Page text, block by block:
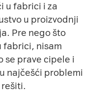
u fabrici i za
u proizvodnji
Pre nego što
fabrici, nisam
se prave cipele i
najčešći problemi
rešiti.